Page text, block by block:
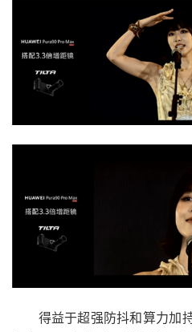
得益于超强防抖和算力加持